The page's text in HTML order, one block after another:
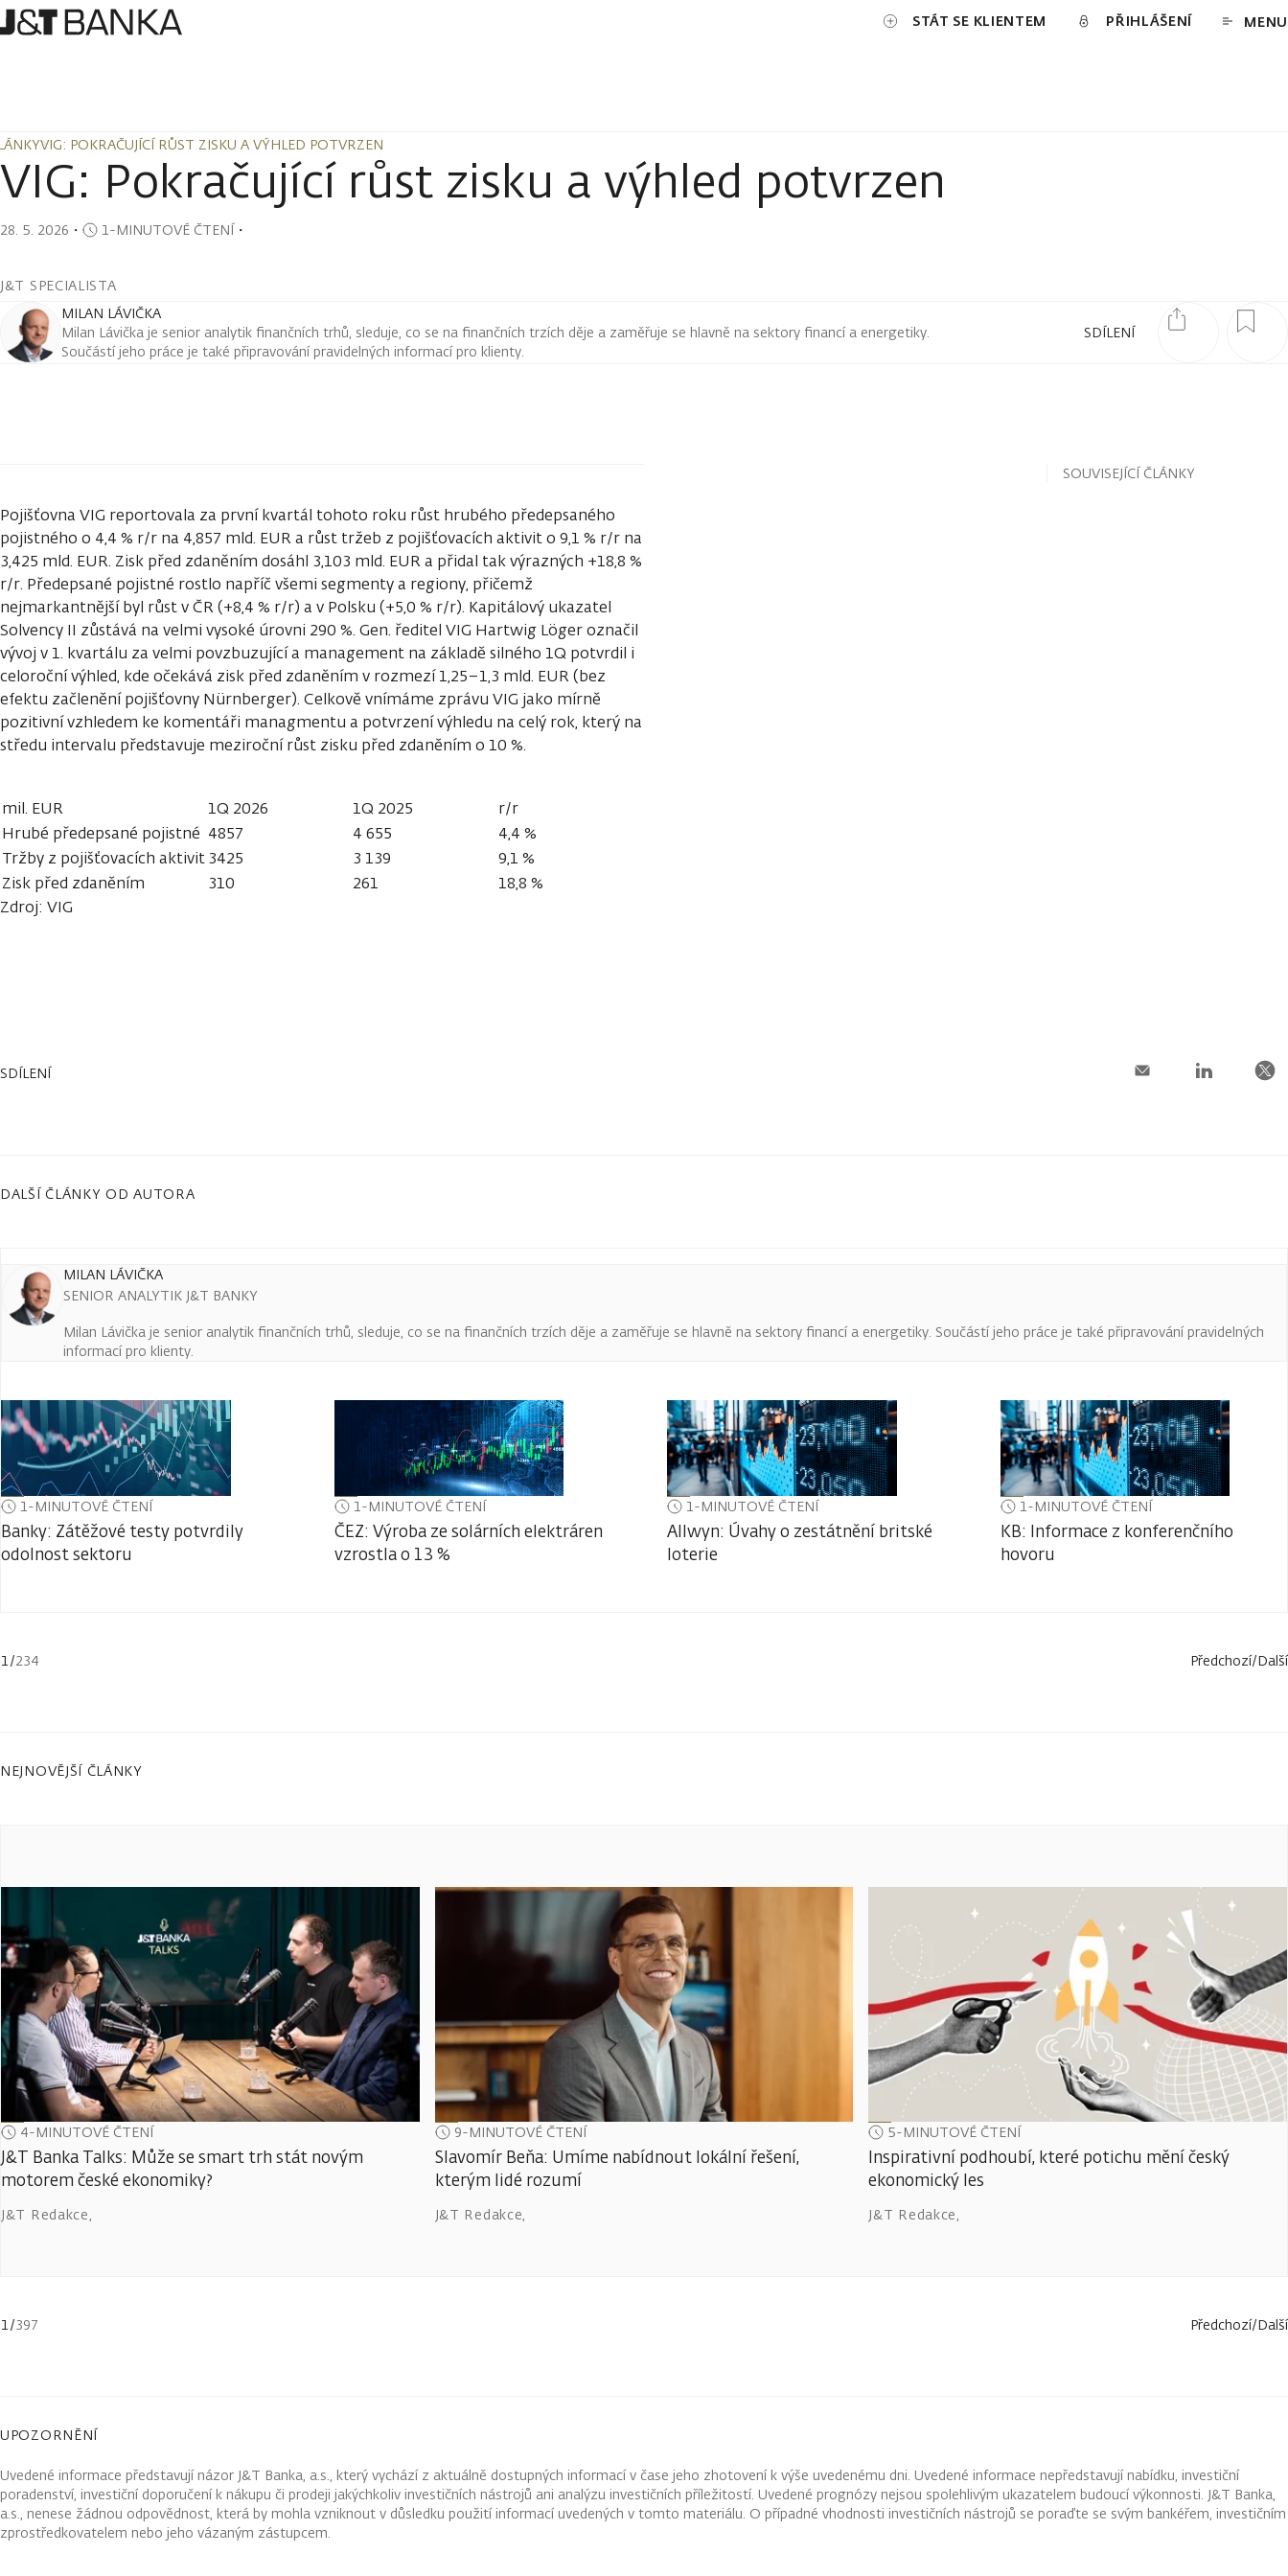
STÁT SE KLIENTEM PŘIHLÁŠENÍ MENU
VIG: POKRAČUJÍCÍ RŮST ZISKU A VÝHLED POTVRZEN
VIG: POKRAČUJÍCÍ RŮST ZISKU A VÝHLED POTVRZEN
VIG: Pokračující růst zisku a výhled potvrzen
28. 5. 2026 ・ 1-MINUTOVÉ ČTENÍ・
J&T SPECIALISTA
SDÍLENÍ
MILAN LÁVIČKA
Milan Lávička je senior analytik finančních trhů, sleduje, co se na finančních trzích děje a zaměřuje se hlavně na sektory financí a energetiky.
Součástí jeho práce je také připravování pravidelných informací pro klienty.
Pojišťovna VIG reportovala za první kvartál tohoto roku růst hrubého předepsaného
pojistného o 4,4 % r/r na 4,857 mld. EUR a růst tržeb z pojišťovacích aktivit o 9,1 % r/r na
3,425 mld. EUR. Zisk před zdaněním dosáhl 3,103 mld. EUR a přidal tak výrazných +18,8 %
r/r. Předepsané pojistné rostlo napříč všemi segmenty a regiony, přičemž
nejmarkantnější byl růst v ČR (+8,4 % r/r) a v Polsku (+5,0 % r/r). Kapitálový ukazatel
Solvency II zůstává na velmi vysoké úrovni 290 %. Gen. ředitel VIG Hartwig Löger označil
vývoj v 1. kvartálu za velmi povzbuzující a management na základě silného 1Q potvrdil i
celoroční výhled, kde očekává zisk před zdaněním v rozmezí 1,25–1,3 mld. EUR (bez
efektu začlenění pojišťovny Nürnberger). Celkově vnímáme zprávu VIG jako mírně
pozitivní vzhledem ke komentáři managmentu a potvrzení výhledu na celý rok, který na
středu intervalu představuje meziroční růst zisku před zdaněním o 10 %.
mil. EUR 1Q 2026 1Q 2025
r/r
Hrubé předepsané pojistné 4857 4 655
4,4 %
Tržby z pojišťovacích aktivit3425 3 139
9,1 %
Zisk před zdaněním
310 261
18,8 %
Zdroj: VIG
SOUVISEJÍCÍ ČLÁNKY
SDÍLENÍ
DALŠÍ ČLÁNKY OD AUTORA
MILAN LÁVIČKA
SENIOR ANALYTIK J&T BANKY
Milan Lávička je senior analytik finančních trhů, sleduje, co se na finančních trzích děje a zaměřuje se hlavně na sektory financí a energetiky. Součástí jeho práce je také připravování pravidelných
informací pro klienty.
1-MINUTOVÉ ČTENÍ
Banky: Zátěžové testy potvrdily
odolnost sektoru
1-MINUTOVÉ ČTENÍ
ČEZ: Výroba ze solárních elektráren
vzrostla o 13 %
1-MINUTOVÉ ČTENÍ
Allwyn: Úvahy o zestátnění britské
loterie
1-MINUTOVÉ ČTENÍ
KB: Informace z konferenčního
hovoru
1 /234 Předchozí/Další
NEJNOVĚJŠÍ ČLÁNKY
4-MINUTOVÉ ČTENÍ
J&T Banka Talks: Může se smart trh stát novým
motorem české ekonomiky?
J&T Redakce,
9-MINUTOVÉ ČTENÍ
Slavomír Beňa: Umíme nabídnout lokální řešení,
kterým lidé rozumí
J&T Redakce,
5-MINUTOVÉ ČTENÍ
Inspirativní podhoubí, které potichu mění český
ekonomický les
J&T Redakce,
1/397 Předchozí/Další
UPOZORNĚNÍ
Uvedené informace představují názor J&T Banka, a.s., který vychází z aktuálně dostupných informací v čase jeho zhotovení k výše uvedenému dni. Uvedené informace nepředstavují nabídku, investiční
poradenství, investiční doporučení k nákupu či prodeji jakýchkoliv investičních nástrojů ani analýzu investičních příležitostí. Uvedené prognózy nejsou spolehlivým ukazatelem budoucí výkonnosti. J&T Banka,
a.s., nenese žádnou odpovědnost, která by mohla vzniknout v důsledku použití informací uvedených v tomto materiálu. O případné vhodnosti investičních nástrojů se poraďte se svým bankéřem, investičním
zprostředkovatelem nebo jeho vázaným zástupcem.